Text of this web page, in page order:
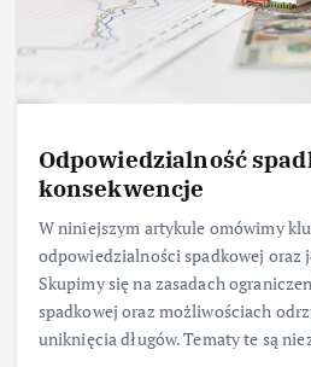
Odpowiedzialność
konsekwencje
W niniejszym artykule omówimy
odpowiedzialności spadkowej oraz
Skupimy się na zasadach
spadkowej oraz możliwościach
uniknięcia długów. Tematy te są